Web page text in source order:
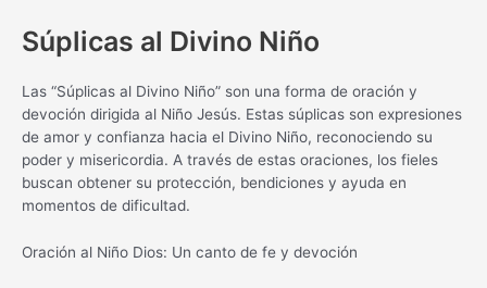
Súplicas al Divino Niño
Las “Súplicas al Divino Niño” son una forma de oración y
devoción dirigida al Niño Jesús. Estas súplicas son expresiones
de amor y confianza hacia el Divino Niño, reconociendo su
poder y misericordia. A través de estas oraciones, los fieles
buscan obtener su protección, bendiciones y ayuda en
momentos de dificultad.
Oración al Niño Dios: Un canto de fe y devoción